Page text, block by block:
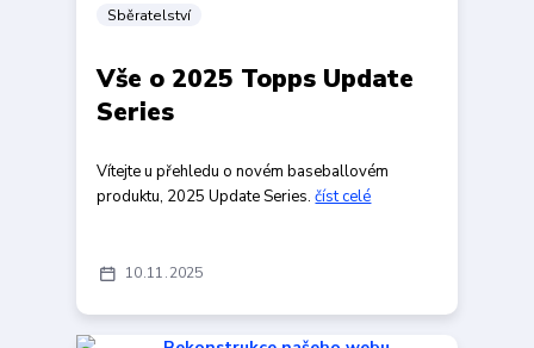
10 11 2025
Sběratelství
Vše o 2025 Topps Update
Series
Vítejte u přehledu o novém baseballovém
produktu, 2025 Update Series.číst celé